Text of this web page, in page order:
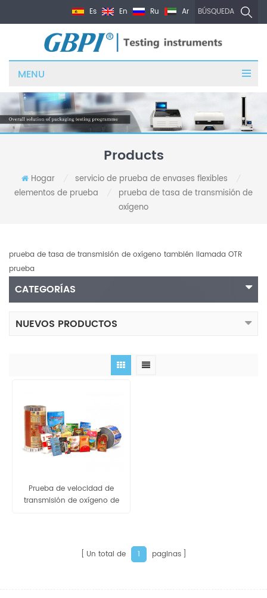
BÚSQUEDA
Es En Ru Ar
MENU
Products
Hogar servicio de prueba de envases flexibles
elementos de prueba
prueba de tasa de transmisión de
oxígeno
prueba de tasa de transmisión de oxígeno también llamada OTR
prueba
CATEGORÍAS
NUEVOS PRODUCTOS
Prueba de velocidad de
transmisión de oxígeno de
Un total de 1 paginas